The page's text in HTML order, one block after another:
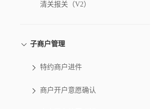
清关报关（V2）
子商户管理
特约商户进件
商户开户意愿确认